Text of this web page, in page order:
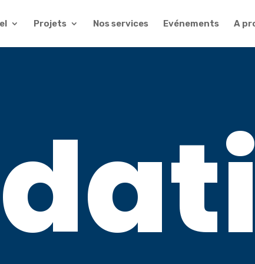
Projets Nos services Evénements A